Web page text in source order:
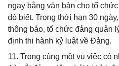
ngay bằng văn bản cho tổ
đó biết. Trong thời hạn 30
thông báo, tổ chức đảng quản
định thi hành kỷ luật về Đảng.
11. Trong cùng một vụ việc có